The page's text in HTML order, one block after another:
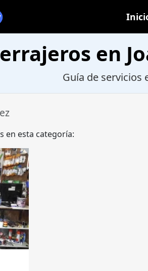
en
Guía de servicios
en esta categoría: